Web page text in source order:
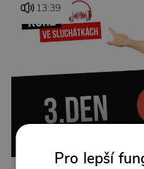
13:39
Pro lepší